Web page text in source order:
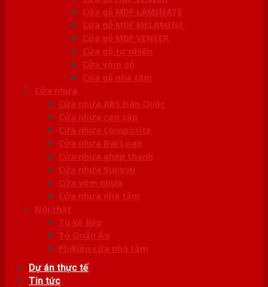
Cửa gỗ MDF LAMINATE
Cửa gỗ MDF MELAMINE
Cửa gỗ MDF VENEER
Cửa gỗ tự nhiên
Cửa vòm gỗ
Cửa gỗ nhà tắm
Cửa nhựa
Cửa nhựa ABS Hàn Quốc
Cửa nhựa cao cấp
Cửa nhựa Composite
Cửa nhựa Đài Loan
Cửa nhựa ghép thanh
Cửa nhựa Sungyu
Cửa vòm nhựa
Cửa nhựa nhà tắm
Nội thất
Tủ Kệ Bếp
Tủ Quần Áo
Phụ kiện cửa nhà tắm
Dự án thực tế
Tin tức